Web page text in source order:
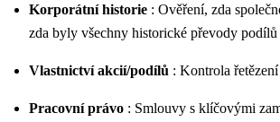
Korporátní historie : Ověření, zda
zda byly všechny historické převody podílů
Vlastnictví akcií/podílů : Kontrola
Pracovní právo : Smlouvy s klíčovými